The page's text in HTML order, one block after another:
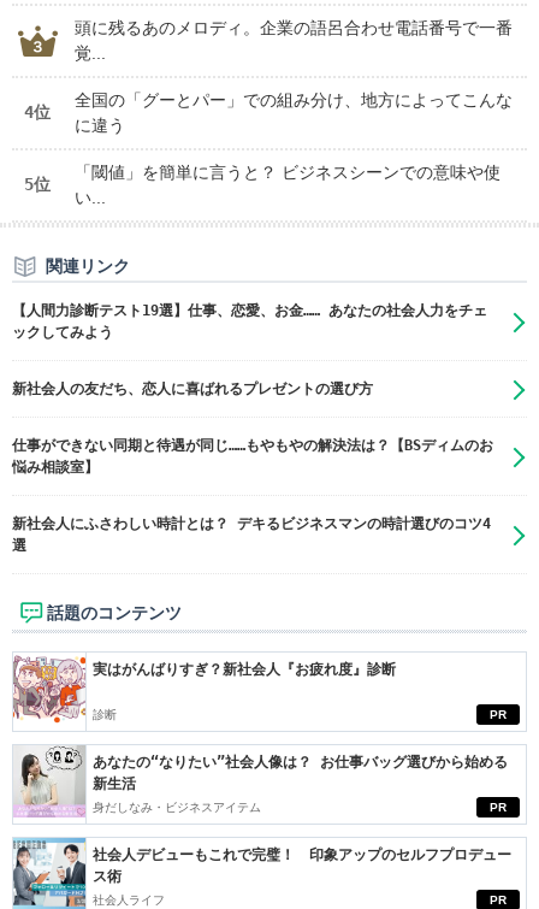
頭に残るあのメロディ。企業の語呂合わせ電話番号で一番
覚...
4位
全国の「グーとパー」での組み分け、地方によってこんな
に違う
5位
「閾値」を簡単に言うと？ ビジネスシーンでの意味や使
い...
関連リンク
【人間力診断テスト19選】仕事、恋愛、お金…… あなたの社会人力をチェ
ックしてみよう
新社会人の友だち、恋人に喜ばれるプレゼントの選び方
仕事ができない同期と待遇が同じ……もやもやの解決法は？【BSディムのお
悩み相談室】
新社会人にふさわしい時計とは？ デキるビジネスマンの時計選びのコツ4
選
話題のコンテンツ
PR
実はがんばりすぎ？新社会人『お疲れ度』診断
診断
PR
あなたの“なりたい”社会人像は？ お仕事バッグ選びから始める
新生活
身だしなみ・ビジネスアイテム
PR
社会人デビューもこれで完璧！ 印象アップのセルフプロデュー
ス術
社会人ライフ